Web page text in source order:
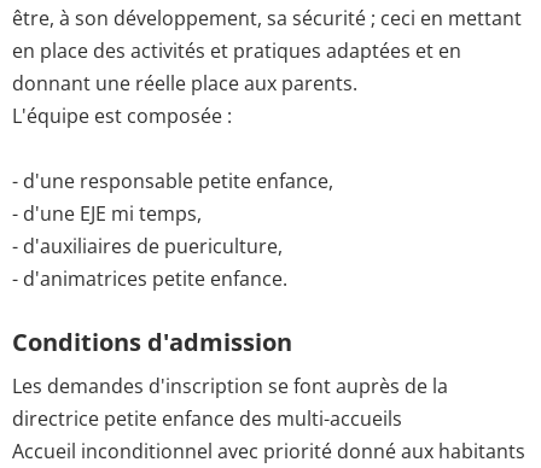
être, à son développement, sa sécurité ; ceci en mettant
en place des activités et pratiques adaptées et en
donnant une réelle place aux parents.
L'équipe est composée :
- d'une responsable petite enfance,
- d'une EJE mi temps,
- d'auxiliaires de puericulture,
- d'animatrices petite enfance.
Conditions d'admission
Les demandes d'inscription se font auprès de la
directrice petite enfance des multi-accueils
Accueil inconditionnel avec priorité donné aux habitants